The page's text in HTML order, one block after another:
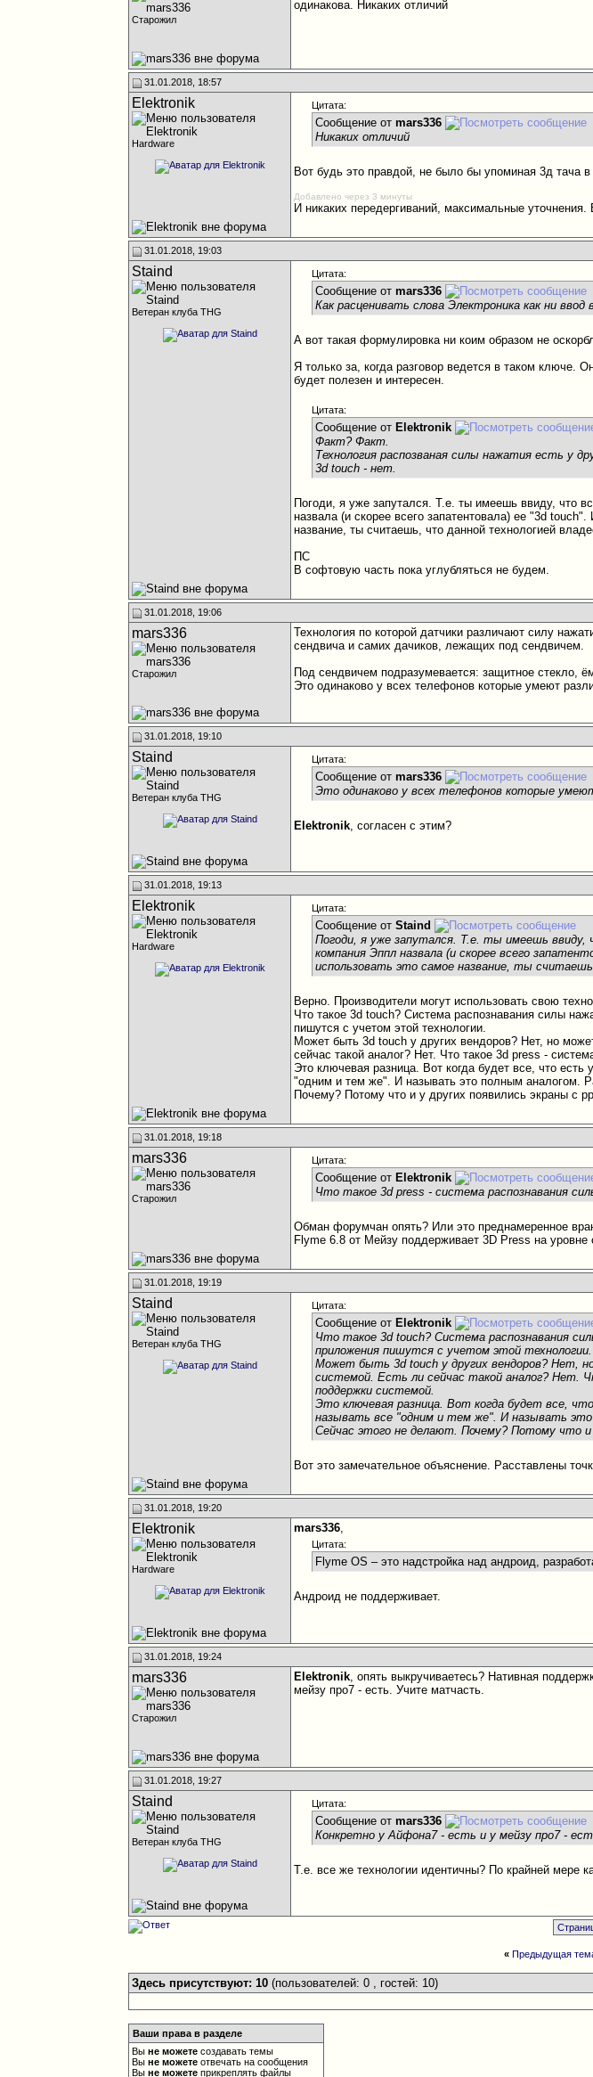
Старожил
одинакова. Никаких отличий
31.01.2018, 18:57
Elektronik
Hardware
Цитата:
Сообщение отmars336
Никаких отличий
Вот будь это правдой, не было бы упоминая 3д тача в
Добавлено через 3 минуты
И никаких передергиваний, максимальные уточнения.
31.01.2018, 19:03
Staind
Ветеран клуба THG
Цитата:
Сообщение отmars336
Как расценивать слова Электроника как ни ввод
А вот такая формулировка ни коим образом не
Я только за, когда разговор ведется в таком ключе.
будет полезен и интересен.
Цитата:
Сообщение от Elektronik
Факт? Факт.
Технология распозваная силы нажатия есть у
3d touch - нет.
Погоди, я уже запутался. Т.е. ты имеешь ввиду, что
назвала (и скорее всего запатентовала) ее "3d
название, ты считаешь, что данной технологией
ПС
В софтовую часть пока углубляться не будем.
31.01.2018, 19:06
mars336
Старожил
Технология по которой датчики различают силу
сендвича и самих дачиков, лежащих под сендвичем.
Под сендвичем подразумевается: защитное стекло,
Это одинаково у всех телефонов которые умеют
31.01.2018, 19:10
Staind
Ветеран клуба THG
Цитата:
Сообщение отmars336
Это одинаково у всех телефонов которые
Elektronik, согласен с этим?
31.01.2018, 19:13
Elektronik
Hardware
Цитата:
Сообщение отStaind
Погоди, я уже запутался. Т.е. ты имеешь
компания Эппл назвала (и скорее всего
использовать это самое название, ты
Верно. Производители могут использовать свою
Что такое 3d touch? Система распознавания силы
пишутся с учетом этой технологии.
Может быть 3d touch у других вендоров? Нет, но
сейчас такой аналог? Нет. Что такое 3d press -
Это ключевая разница. Вот когда будет все, что есть
"одним и тем же". И называть это полным аналогом.
Почему? Потому что и у других появились экраны с
31.01.2018, 19:18
mars336
Старожил
Цитата:
Сообщение от Elektronik
Что такое 3d press - система распознавания
Обман форумчан опять? Или это преднамеренное
Flyme 6.8 от Мейзу поддерживает 3D Press на уровне
31.01.2018, 19:19
Staind
Ветеран клуба THG
Цитата:
Сообщение от Elektronik
Что такое 3d touch? Система распознавания
приложения пишутся с учетом этой технологии.
Может быть 3d touch у других вендоров? Нет,
системой. Есть ли сейчас такой аналог? Нет.
поддержки системой.
Это ключевая разница. Вот когда будет все,
называть все "одним и тем же". И называть
Сейчас этого не делают. Почему? Потому что и
Вот это замечательное объяснение. Расставлены
31.01.2018, 19:20
Elektronik
Hardware
mars336,
Цитата:
Flyme OS – это надстройка над андроид,
Андроид не поддерживает.
31.01.2018, 19:24
mars336
Старожил
Elektronik, опять выкручиваетесь? Нативная
мейзу про7 - есть. Учите матчасть.
31.01.2018, 19:27
Staind
Ветеран клуба THG
Цитата:
Сообщение отmars336
Конкретно у Айфона7 - есть и у мейзу про7 -
Т.е. все же технологии идентичны? По крайней мере
« Предыдущая
Здесь присутствуют: 10(пользователей: 0 , гостей: 10)
Ваши права в разделе
Выне можете создавать темы
Выне можете отвечать на сообщения
Выне можете прикреплять файлы